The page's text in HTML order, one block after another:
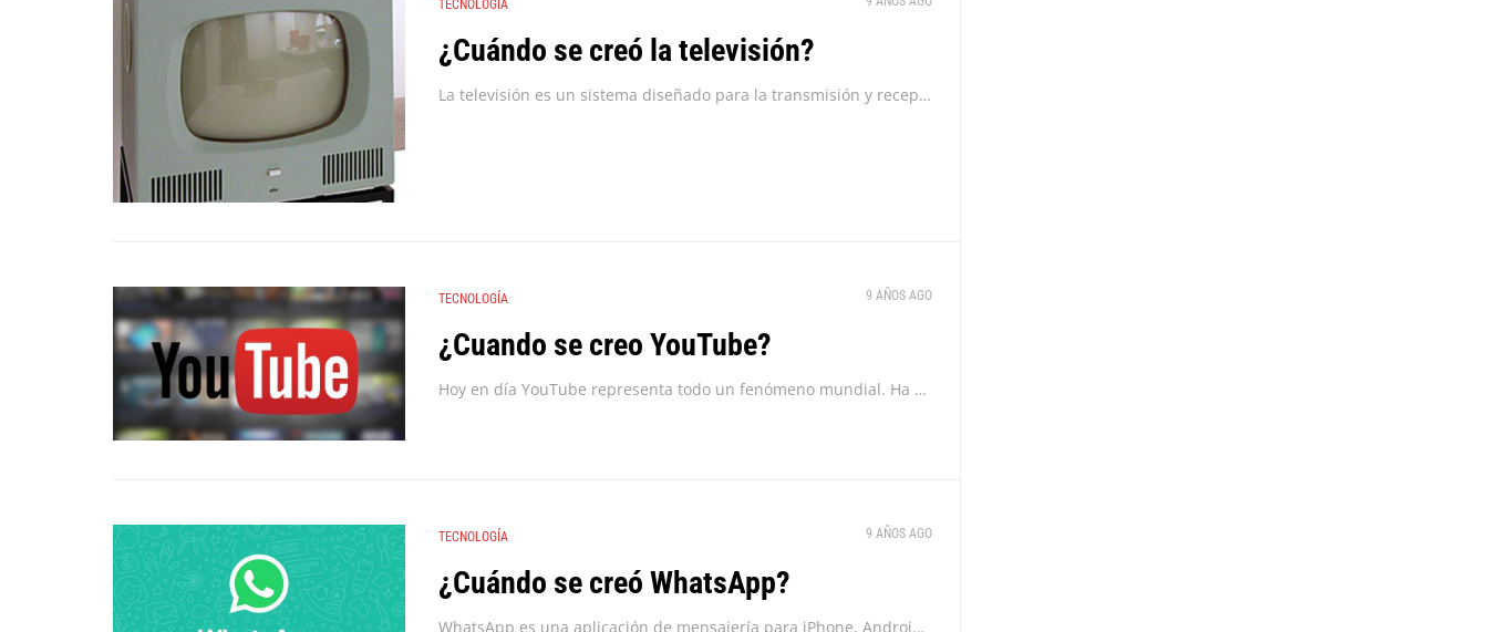
TECNOLOGÍA
¿Cuándo se creó la televisión?
La televisión es un sistema diseñado para la transmisión y recepción de imágenes y sonido que simulan un movimiento ¿Cuándo se creó la televisión?. La transmisión es efectuada...
TECNOLOGÍA 9 AÑOS AGO
¿Cuando se creo YouTube?
Hoy en día YouTube representa todo un fenómeno mundial. Ha creado nuevas estrellas y una nueva forma de divertirse y de pasar el tiempo, pero ¿Cuando se creo...
TECNOLOGÍA 9 AÑOS AGO
¿Cuándo se creó WhatsApp?
WhatsApp es una aplicación de mensajería para iPhone, Android y otros teléfonos, pero ¿Cuándo se creó WhatsApp?. Esta app tiene el beneficio de que funciona con wifi en...